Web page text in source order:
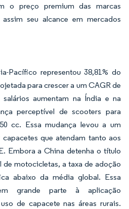
o preço premium das marcas
seu alcance em mercados
Pacífico representou 38,81% do
para crescer a um CAGR de
aumentam na Índia e na
perceptível de scooters para
cc. Essa mudança levou a um
que atendam tanto aos
Embora a China detenha o título
motocicletas, a taxa de adoção
abaixo da média global. Essa
grande parte à aplicação
de capacete nas áreas rurais.